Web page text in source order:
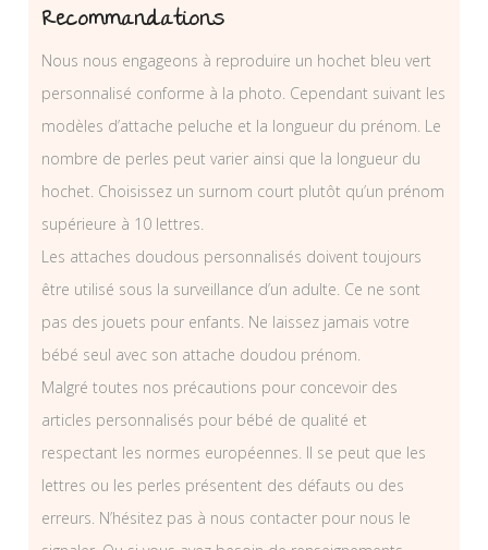
Recommandations
Nous nous engageons à reproduire un hochet bleu vert
personnalisé conforme à la photo. Cependant suivant les
modèles d’attache peluche et la longueur du prénom. Le
nombre de perles peut varier ainsi que la longueur du
hochet. Choisissez un surnom court plutôt qu’un prénom
supérieure à 10 lettres.
Les attaches doudous personnalisés doivent toujours
être utilisé sous la surveillance d’un adulte. Ce ne sont
pas des jouets pour enfants. Ne laissez jamais votre
bébé seul avec son attache doudou prénom.
Malgré toutes nos précautions pour concevoir des
articles personnalisés pour bébé de qualité et
respectant les normes européennes. Il se peut que les
lettres ou les perles présentent des défauts ou des
erreurs. N’hésitez pas à nous contacter pour nous le